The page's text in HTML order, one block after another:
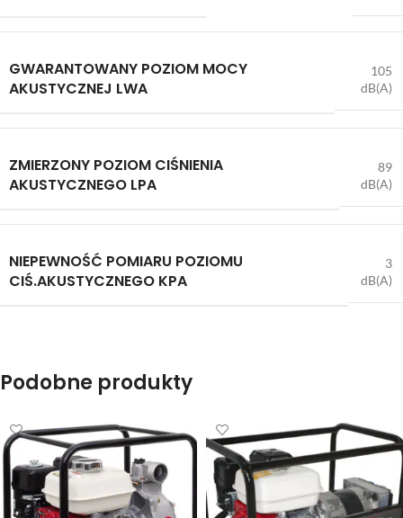
GWARANTOWANY POZIOM MOCY
AKUSTYCZNEJ LWA
105
dB(A)
ZMIERZONY POZIOM CIŚNIENIA
AKUSTYCZNEGO LPA
89
dB(A)
NIEPEWNOŚĆ POMIARU POZIOMU
CIŚ.AKUSTYCZNEGO KPA
3
dB(A)
Podobne produkty